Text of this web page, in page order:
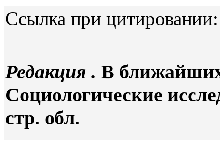
Ссылка при цитировании:
Редакция . В
Социологические
стр. обл.